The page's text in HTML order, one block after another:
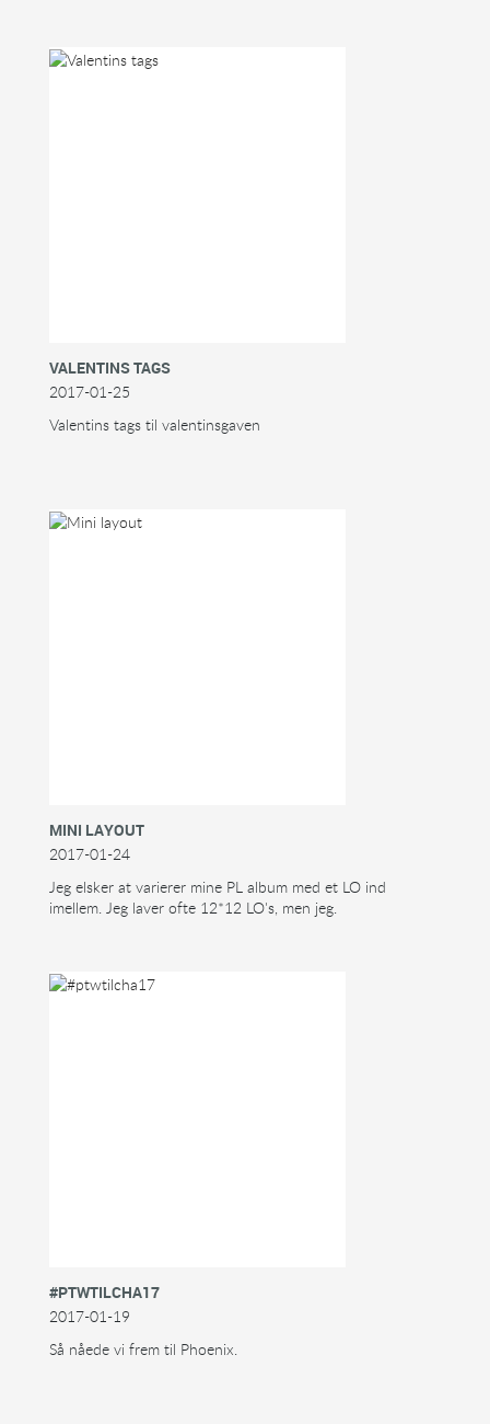
VALENTINS TAGS
2017-01-25
Valentins tags til valentinsgaven
MINI LAYOUT
2017-01-24
Jeg elsker at varierer mine PL album med et LO ind
imellem. Jeg laver ofte 12*12 LO's, men jeg.
#PTWTILCHA17
2017-01-19
Så nåede vi frem til Phoenix.